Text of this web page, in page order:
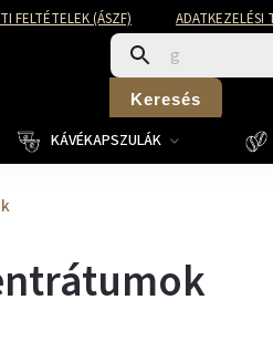
FELTÉTELEK (ÁSZF) ADATKEZELÉSI
Keresés
KÁVÉKAPSZULÁK